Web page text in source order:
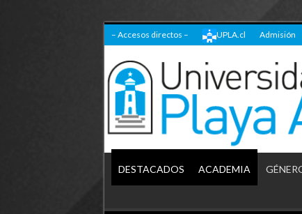
– Accesos directos – UPLA.cl Admisión
DESTACADOS ACADEMIA